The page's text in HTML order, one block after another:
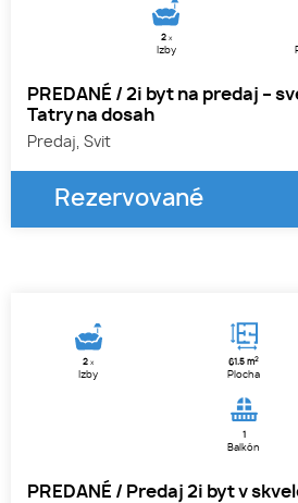
2 x
Izby
PREDANÉ / 2i byt na predaj –
Tatry na dosah
Predaj, Svit
Rezervované
2x
Izby
61.5 m2
Plocha
1
Balkón
PREDANÉ / Predaj 2i byt v